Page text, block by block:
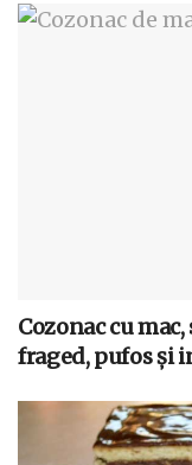
Cozonac cu
fraged, pufos și